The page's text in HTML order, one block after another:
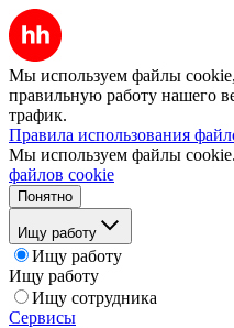
Мы используем файлы
правильную работу нашего
трафик.
Правила использования
Мы используем файлы cookie.
файлов cookie
Понятно
Ищу работу
Ищу работу
Ищу работу
Ищу сотрудника
Сервисы